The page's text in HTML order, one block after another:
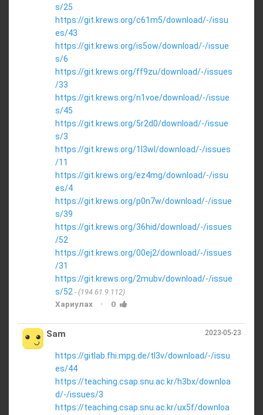
s/25
https://git.krews.org/c61m5/download/-/issu
es/43
https://git.krews.org/is5ow/download/-/issue
s/6
https://git.krews.org/ff9zu/download/-/issues
/33
https://git.krews.org/n1voe/download/-/issue
s/45
https://git.krews.org/5r2d0/download/-/issue
s/3
https://git.krews.org/1l3wl/download/-/issues
/11
https://git.krews.org/ez4mg/download/-/issu
es/4
https://git.krews.org/p0n7w/download/-/issue
s/39
https://git.krews.org/36hid/download/-/issues
/52
https://git.krews.org/00ej2/download/-/issues
/31
https://git.krews.org/2mubv/download/-/issue
s/52
(194.61.9.112)
Хариулах · 0
2023-05-23
Sam
https://gitlab.fhi.mpg.de/tl3v/download/-/issu
es/44
https://teaching.csap.snu.ac.kr/h3bx/downloa
d/-/issues/3
https://teaching.csap.snu.ac.kr/ux5f/downloa